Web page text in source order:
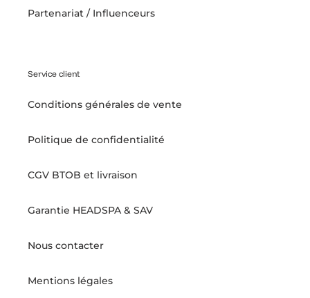
Partenariat / Influenceurs
Service client
Conditions générales de vente
Politique de confidentialité
CGV BTOB et livraison
Garantie HEADSPA & SAV
Nous contacter
Mentions légales